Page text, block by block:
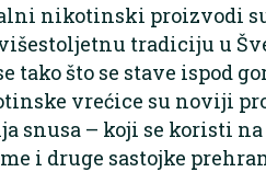
nikotinski proizvodi
tradiciju u
tako što se stave ispod
vrećice su noviji
snusa – koji se koristi
i druge sastojke